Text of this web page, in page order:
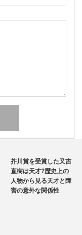
芥川賞を受賞した又吉
直樹は天才?歴史上の
人物から見る天才と障
害の意外な関係性